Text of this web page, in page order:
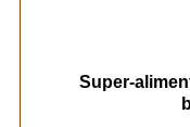
Super-